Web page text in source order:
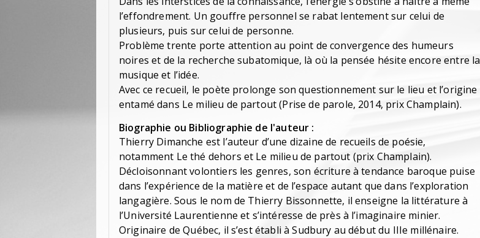
l’effondrement. Un gouffre personnel se rabat lentement sur celui de
plusieurs, puis sur celui de personne.
Problème trente porte attention au point de convergence des humeurs
noires et de la recherche subatomique, là où la pensée hésite encore entre la
musique et l’idée.
Avec ce recueil, le poète prolonge son questionnement sur le lieu et l’origine
entamé dans Le milieu de partout (Prise de parole, 2014, prix Champlain).
Biographie ou Bibliographie de l'auteur :
Thierry Dimanche est l’auteur d’une dizaine de recueils de poésie,
notamment Le thé dehors et Le milieu de partout (prix Champlain).
Décloisonnant volontiers les genres, son écriture à tendance baroque puise
dans l’expérience de la matière et de l’espace autant que dans l’exploration
langagière. Sous le nom de Thierry Bissonnette, il enseigne la littérature à
l’Université Laurentienne et s’intéresse de près à l’imaginaire minier.
Originaire de Québec, il s’est établi à Sudbury au début du IIIe millénaire.